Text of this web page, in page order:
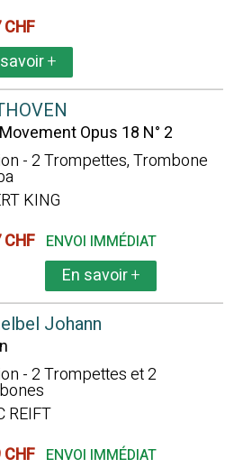
+
Opus 18 N° 2
- 2 Trompettes, Trombone
KING
ENVOI IMMÉDIAT
En savoir+
Johann
- 2 Trompettes et 2
REIFT
ENVOI IMMÉDIAT